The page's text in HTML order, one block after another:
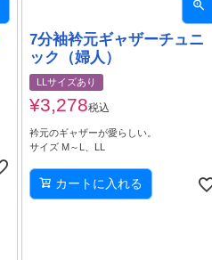
7分袖衿元ギャザーチュニ
ック（婦人）
LLサイズあり
¥3,278税込
衿元のギャザーが愛らしい。
サイズ M～L、LL
カートに入れる